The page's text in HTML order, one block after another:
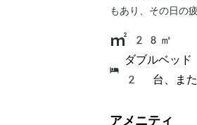
もあり、その日の
28㎡
ダブルベッ
2 台、ま
アメニティ